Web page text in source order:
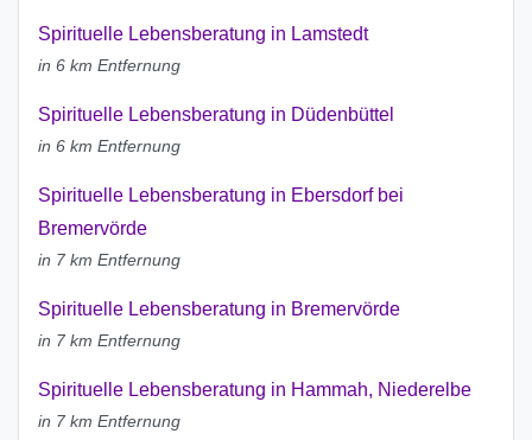
Spirituelle Lebensberatung in Lamstedt
in 6 km Entfernung
Spirituelle Lebensberatung in Düdenbüttel
in 6 km Entfernung
Spirituelle Lebensberatung in Ebersdorf bei
Bremervörde
in 7 km Entfernung
Spirituelle Lebensberatung in Bremervörde
in 7 km Entfernung
Spirituelle Lebensberatung in Hammah, Niederelbe
in 7 km Entfernung